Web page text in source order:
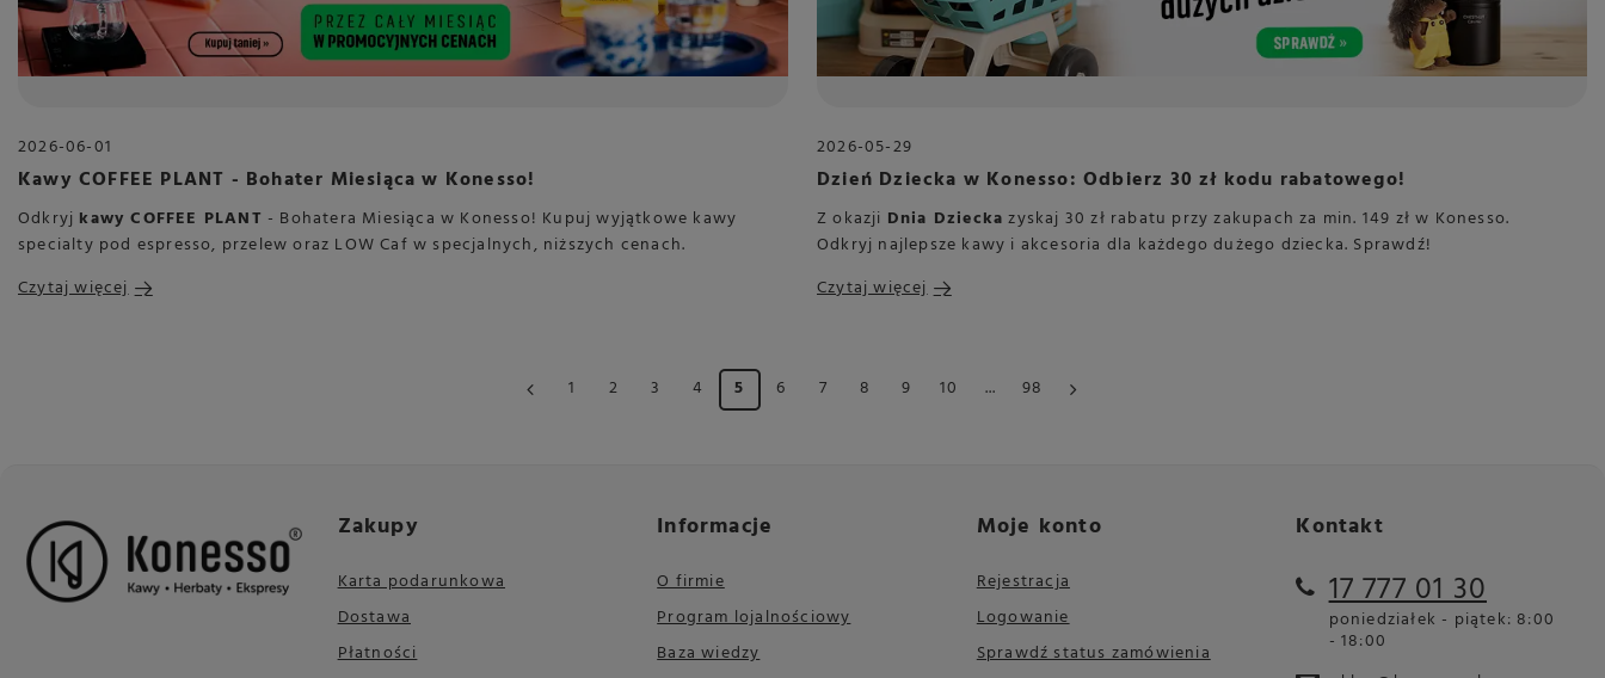
2026-06-01
Kawy COFFEE PLANT - Bohater Miesiąca w Konesso!
Odkryj kawy COFFEE PLANT - Bohatera Miesiąca w Konesso! Kupuj wyjątkowe kawy
specialty pod espresso, przelew oraz LOW Caf w specjalnych, niższych cenach.
Czytaj więcej
2026-05-29
Dzień Dziecka w Konesso: Odbierz 30 zł kodu rabatowego!
Z okazji Dnia Dziecka zyskaj 30 zł rabatu przy zakupach za min. 149 zł w Konesso.
Odkryj najlepsze kawy i akcesoria dla każdego dużego dziecka. Sprawdź!
Czytaj więcej
1 2 3 4 5 6 7 8 9 10 ... 98
Zakupy
Karta podarunkowa
Dostawa
Płatności
Informacje
O firmie
Program lojalnościowy
Baza wiedzy
Moje konto
Rejestracja
Logowanie
Sprawdź status zamówienia
Kontakt
17 777 01 30
poniedziałek - piątek: 8:00
- 18:00